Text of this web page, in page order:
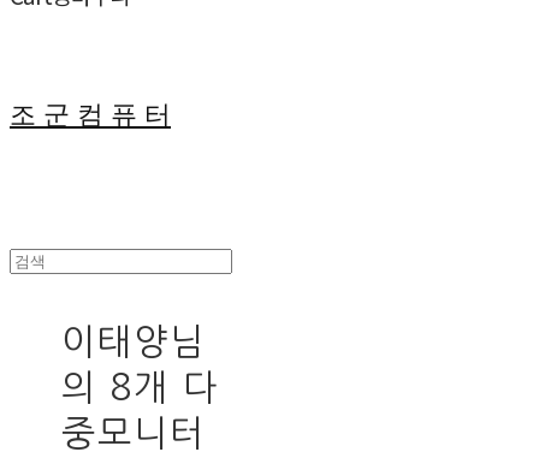
조 군 컴 퓨 터
이태양님
의 8개 다
중모니터